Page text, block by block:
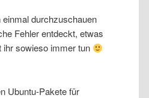
durchzuschauen
Fehler entdeckt, etwas
sowieso immer tun
Ubuntu-Pakete für